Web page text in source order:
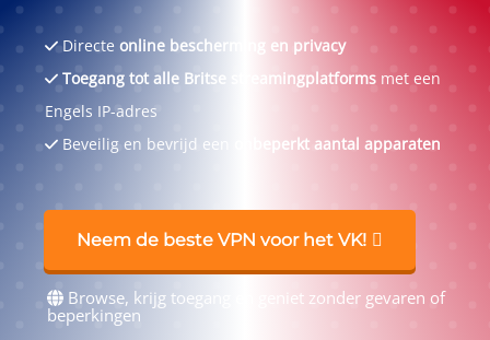
Directeonline bescherming en privacy
Toegang tot alle Britse streamingplatforms met een
Engels IP-adres
Beveilig en bevrijd een
onbeperkt aantal apparaten
Neem de beste VPN voor het VK!
Browse, krijg toegang en geniet zonder gevaren of
beperkingen